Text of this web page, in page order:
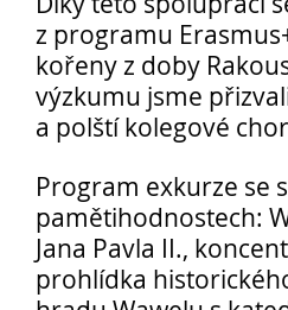
Opravné zkoušky a
Podzimní maturitní
Pro
z programu
kořeny z doby
výzkumu jsme
a polští kolegové
Program exkurze se
pamětihodnostech:
Jana Pavla II.,
prohlídka